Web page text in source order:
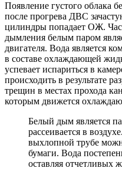
Появление густого облака
после прогрева ДВС
цилиндры попадает ОЖ.
дымления белым паром
двигателя. Вода является
в составе охлаждающей
успевает испариться в
происходить в результате
трещин в местах прохода
которым движется
Белый дым является
рассеивается в
выхлопной трубе
бумаги. Вода
оставляя отчетливых